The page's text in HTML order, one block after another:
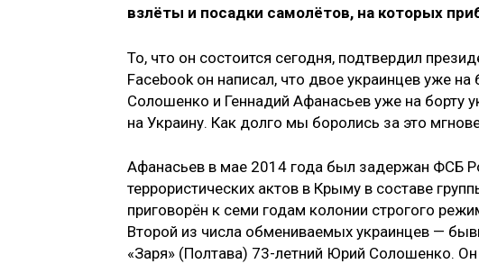
взлёты и посадки самолётов, на которых
То, что он состоится сегодня, подтвердил
Facebook он написал, что двое украинцев уже
Солошенко и Геннадий Афанасьев уже на борту
на Украину. Как долго мы боролись за это
Афанасьев в мае 2014 года был задержан ФСБ
террористических актов в Крыму в составе
приговорён к семи годам колонии строгого
Второй из числа обмениваемых украинцев —
«Заря» (Полтава) 73-летний Юрий Солошенко.